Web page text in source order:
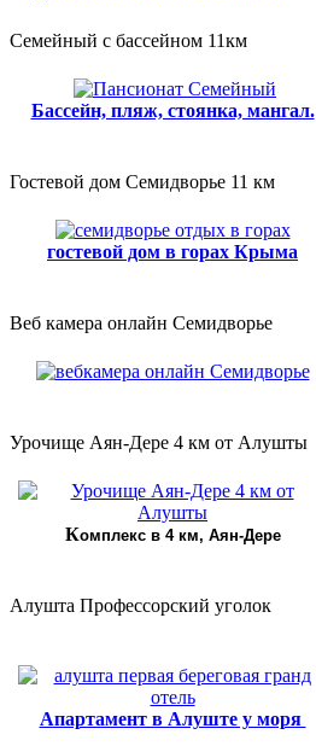
Семейный с бассейном 11км
Бассейн, пляж, стоянка, мангал.
Гостевой дом Семидворье 11 км
гостевой дом в горах Крыма
Веб камера онлайн Семидворье
Урочище Аян-Дере 4 км от Алушты
Комплекс в 4 км, Аян-Дере
Алушта Профессорский уголок
Апартамент в Алуште у моря